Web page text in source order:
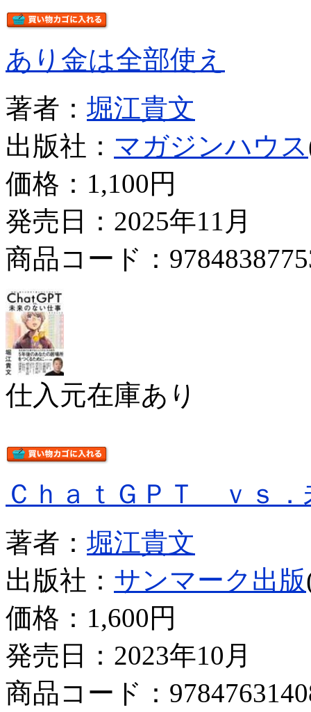
あり金は全部使え
著者： 堀江貴文
出版社： マガジンハウス
価格： 1,100円
発売日：2025年11月
商品コード：
仕入元在庫あり
ＣｈａｔＧＰＴ ｖｓ．
著者： 堀江貴文
出版社： サンマーク出版
価格： 1,600円
発売日：2023年10月
商品コード：